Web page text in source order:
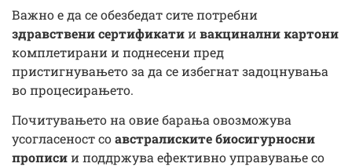
Важно е да се обезбедат сите потребни
здравствени сертификатии вакцинални картони
комплетирани и поднесени пред
пристигнувањето за да се избегнат задоцнувања
во процесирањето.
Почитувањето на овие барања овозможува
усогласеност соавстралиските биосигурносни
прописии поддржува ефективно управување со